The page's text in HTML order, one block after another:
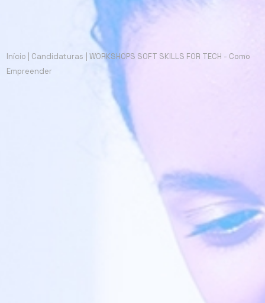
Início Candidaturas |WORKSHOPS SOFT SKILLS FOR TECH - Como
Empreender